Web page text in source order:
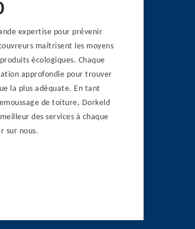
expertise pour prévenir
maîtrisent les moyens
écologiques. Chaque
approfondie pour trouver
la plus adéquate. En tant
de toiture, Dorkeld
des services à chaque
sur nous.